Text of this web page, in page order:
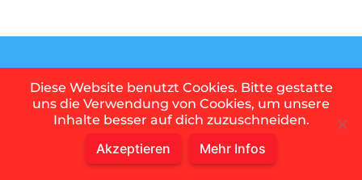
Lerne deinen Freunden
von Jesus zu erzählen!
Diese Website benutzt Cookies. Bitte gestatte
uns die Verwendung von Cookies, um unsere
Inhalte besser auf dich zuzuschneiden.
Akzeptieren Mehr Infos